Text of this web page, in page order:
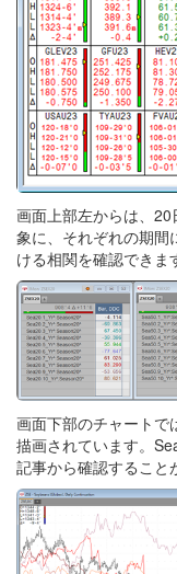
画面上部左からは、
象に、それぞれの期間
ける相関を確認できま
画面下部のチャートで
描画されています。
記事から確認すること